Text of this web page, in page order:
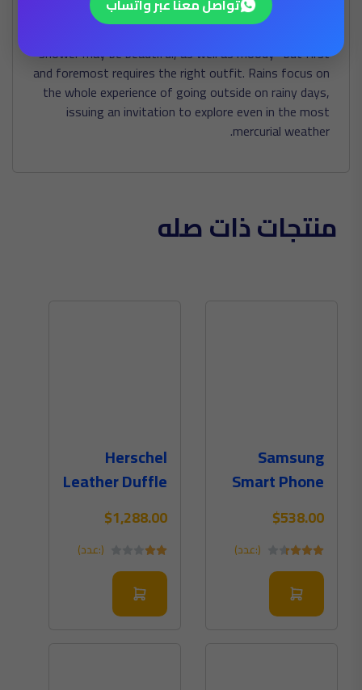
تواصل معنا عبر واتساب
days each year. Arising from these rainy weather
shower may be beautiful, as well as moody- but first
and foremost requires the right outfit. Rains focus on
the whole experience of going outside on rainy days,
issuing an invitation to explore even in the most
mercurial weather.
منتجات ذات صله
Samsung
Smart Phone
(Digital)
$538.00
(:عدد)
Herschel
Leather Duffle
Bag In Brown
Color
$1,288.00
(:عدد)